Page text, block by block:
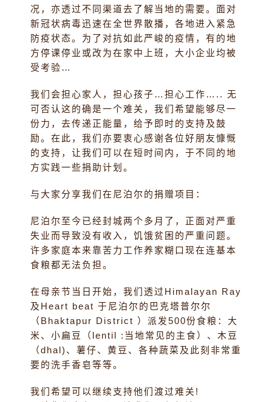
况，亦透过不同渠道去了解当地的需要。面对
新冠状病毒迅速在全世界散播，各地进入紧急
防疫状态。为了对抗如此严峻的疫情，有的地
方停课停业或改为在家中上班，大小企业均被
受考验…
我们会担心家人，担心孩子…担心工作….. 无
可否认这的确是一个难关，我们希望能够尽一
份力，去传递正能量，给予即时的支持及鼓
励。在此，我们亦要衷心感谢各位好朋友慷慨
的支持，让我们可以在短时间内，于不同的地
方实践一些捐助计划。
与大家分享我们在尼泊尔的捐赠项目：
尼泊尔至今已经封城两个多月了，正面对严重
失业而导致没有收入，饥饿贫困的严重问题。
许多家庭本来靠苦力工作养家糊口现在连基本
食粮都无法负担。
在母亲节当日开始，我们透过Himalayan Ray
及Heart beat 于尼泊尔的巴克塔普尔尔
（Bhaktapur District ）派发500份食粮：大
米、小扁豆（lentil :当地常见的主食）、木豆
（dhal)、薯仔、黄豆、各种蔬菜及此刻非常重
要的洗手香皂等等。
我们希望可以继续支持他们渡过难关!